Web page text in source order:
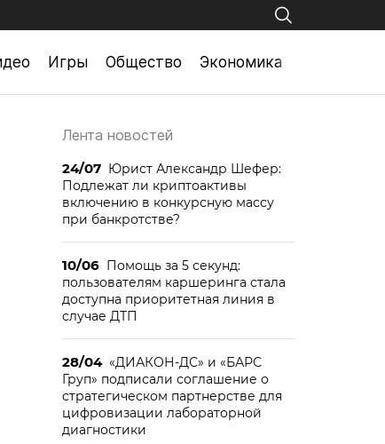
Игры Общество Экономика
Лента новостей
24/07 Юрист Александр Шефер:
Подлежат ли криптоактивы
включению в конкурсную массу
при банкротстве?
10/06 Помощь за 5 секунд:
пользователям каршеринга стала
доступна приоритетная линия в
случае ДТП
28/04 «ДИАКОН-ДС» и «БАРС
Груп» подписали соглашение о
стратегическом партнерстве для
цифровизации лабораторной
диагностики